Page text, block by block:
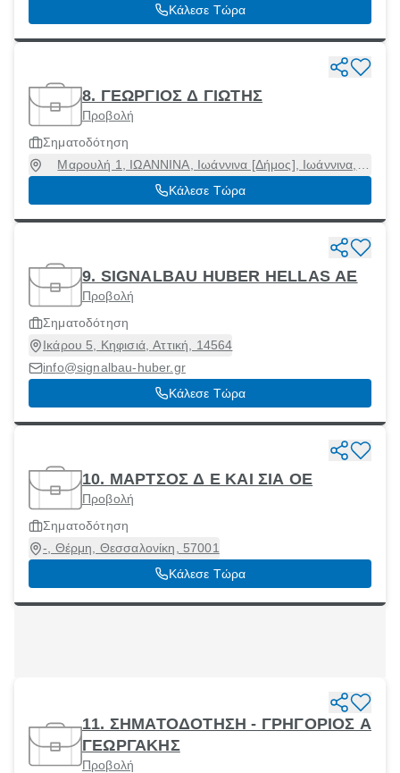
Κάλεσε Τώρα
8. ΓΕΩΡΓΙΟΣ Δ ΓΙΩΤΗΣ
Προβολή
Σηματοδότηση
Μαρουλή 1, ΙΩΑΝΝΙΝΑ, Ιωάννινα [Δήμος], Ιωάννινα,
45444
Κάλεσε Τώρα
9. SIGNALBAU HUBER HELLAS ΑΕ
Προβολή
Σηματοδότηση
Ικάρου 5, Κηφισιά, Αττική, 14564
info@signalbau-huber.gr
Κάλεσε Τώρα
10. ΜΑΡΤΣΟΣ Δ E ΚΑΙ ΣΙΑ ΟΕ
Προβολή
Σηματοδότηση
-, Θέρμη, Θεσσαλονίκη, 57001
Κάλεσε Τώρα
11. ΣΗΜΑΤΟΔΟΤΗΣΗ - ΓΡΗΓΟΡΙΟΣ Α
ΓΕΩΡΓΑΚΗΣ
Προβολή